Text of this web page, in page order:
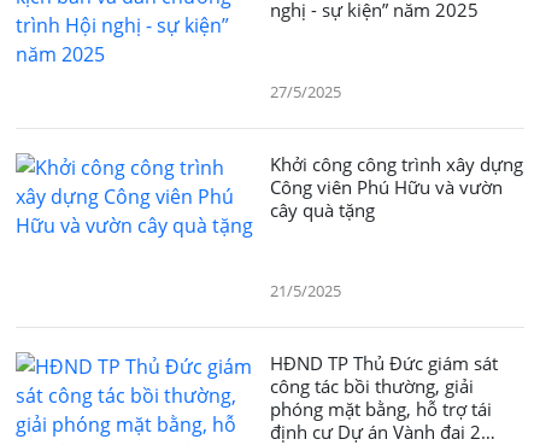
nghị - sự kiện” năm 2025
27/5/2025
Khởi công công trình xây dựng
Công viên Phú Hữu và vườn
cây quà tặng
21/5/2025
HĐND TP Thủ Đức giám sát
công tác bồi thường, giải
phóng mặt bằng, hỗ trợ tái
định cư Dự án Vành đai 2